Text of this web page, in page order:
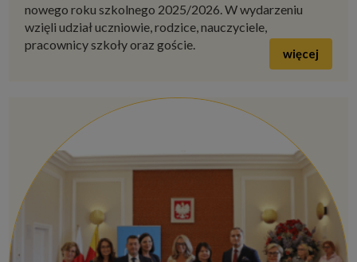
nowego roku szkolnego 2025/2026. W wydarzeniu
wzięli udział uczniowie, rodzice, nauczyciele,
pracownicy szkoły oraz goście.
więcej